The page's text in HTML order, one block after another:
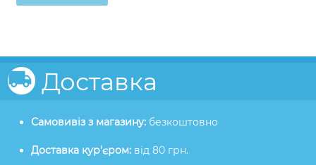
Доставка
Самовивіз з магазину: безкоштовно
Доставка кур'єром: від 80 грн.